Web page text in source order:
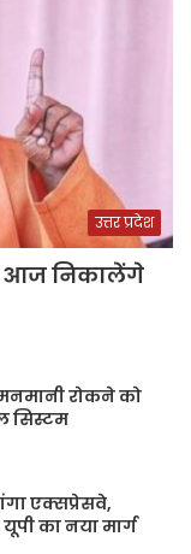
उत्तर प्रदेश
आज निकालेंगे
मनमानी रोकने को
सिस्टम
एक्सप्रेसवे,
का नया मार्ग